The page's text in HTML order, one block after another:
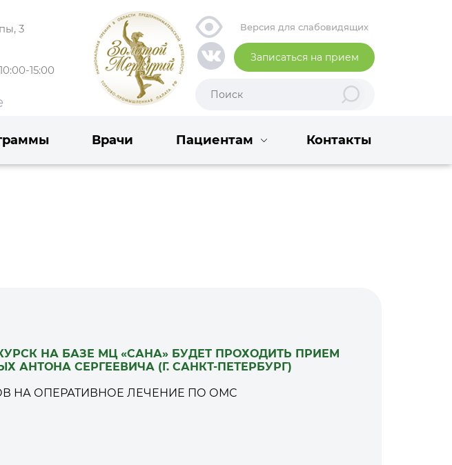
3
15:00
Версия для слабовидящих
Записаться на прием
Врачи Пациентам Контакты
НА БАЗЕ МЦ «САНА» БУДЕТ ПРОХОДИТЬ ПРИЕМ
АНТОНА СЕРГЕЕВИЧА (Г. САНКТ-ПЕТЕРБУРГ)
НА ОПЕРАТИВНОЕ ЛЕЧЕНИЕ ПО ОМС